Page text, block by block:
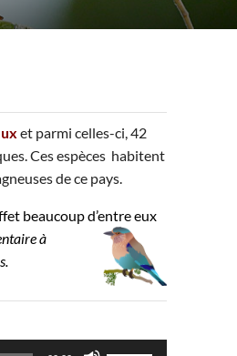
et parmi celles-ci, 42
Ces espèces habitent
de ce pays.
beaucoup d’entre eux
à